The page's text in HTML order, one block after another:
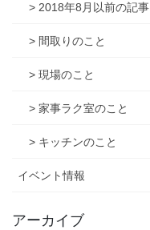
> 2018年8月以前の記事
> 間取りのこと
> 現場のこと
> 家事ラク室のこと
> キッチンのこと
イベント情報
アーカイブ